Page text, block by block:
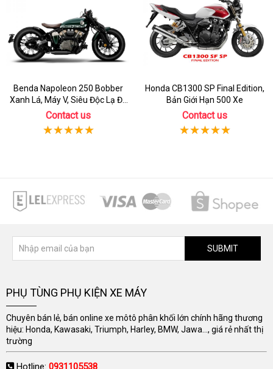
Benda Napoleon 250 Bobber
Xanh Lá, Máy V, Siêu Độc Lạ Đã
Có Sẵn Xe
Contact us
Honda CB1300 SP Final Edition,
Bản Giới Hạn 500 Xe
Contact us
SUBMIT
PHỤ TÙNG PHỤ KIỆN XE MÁY
Chuyên bán lẻ, bán online xe môtô phân khối lớn chính hãng thương
hiệu: Honda, Kawasaki, Triumph, Harley, BMW, Jawa..., giá rẻ nhất thị
trường